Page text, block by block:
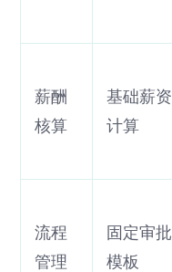
薪酬
核算
基础薪资
计算
流程
管理
固定审批
模板